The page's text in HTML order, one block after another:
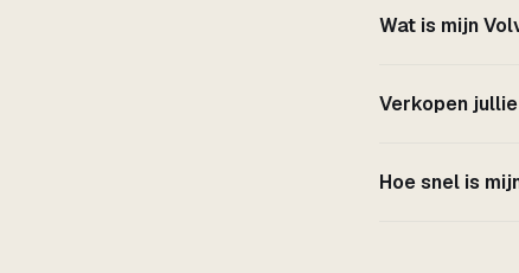
Wat is mijn
Verkopen
Hoe snel is